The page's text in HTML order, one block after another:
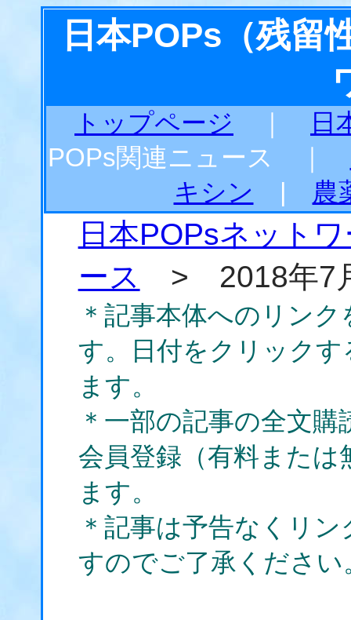
日本POPs（残留
トップページ
日
POPs関連ニュース ｜
キシン
農
日本POPsネット
ース
> 2018年7
＊記事本体へのリン
す。日付をクリック
ます。
＊一部の記事の全文
会員登録（有料また
ます。
＊記事は予告なくリ
すのでご了承ください